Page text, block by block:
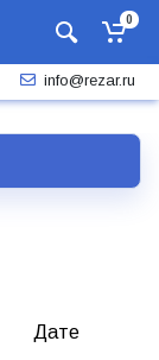
0
info@rezar.ru
Дате